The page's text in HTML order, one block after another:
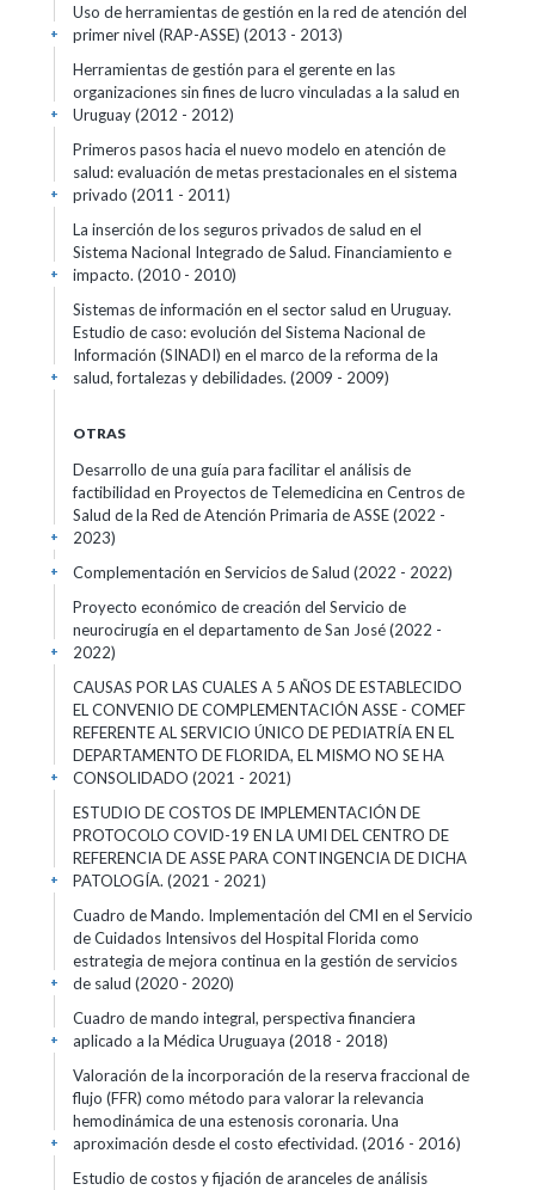
Uso de herramientas de gestión en la red de atención del
primer nivel (RAP-ASSE) (2013 - 2013)
+
Herramientas de gestión para el gerente en las
organizaciones sin fines de lucro vinculadas a la salud en
Uruguay(2012 - 2012)
+
Primeros pasos hacia el nuevo modelo en atención de
salud: evaluación de metas prestacionales en el sistema
privado (2011 - 2011)
+
La inserción de los seguros privados de salud en el
Sistema Nacional Integrado de Salud. Financiamiento e
impacto. (2010 - 2010)
+
Sistemas de información en el sector salud en Uruguay.
Estudio de caso: evolución del Sistema Nacional de
Información (SINADI) en el marco de la reforma de la
salud, fortalezas y debilidades. (2009 - 2009)
+
OTRAS
Desarrollo de una guía para facilitar el análisis de
factibilidad en Proyectos de Telemedicina en Centros de
Salud de la Red de Atención Primaria de ASSE(2022 -
2023)
+
Complementación en Servicios de Salud (2022 - 2022)
+
Proyecto económico de creación del Servicio de
neurocirugía en el departamento de San José(2022 -
2022)
+
CAUSAS POR LAS CUALES A 5 AÑOS DE ESTABLECIDO
EL CONVENIO DE COMPLEMENTACIÓN ASSE - COMEF
REFERENTE AL SERVICIO ÚNICO DE PEDIATRÍA EN EL
DEPARTAMENTO DE FLORIDA, EL MISMO NO SE HA
CONSOLIDADO (2021 - 2021)
+
ESTUDIO DE COSTOS DE IMPLEMENTACIÓN DE
PROTOCOLO COVID-19 EN LA UMI DEL CENTRO DE
REFERENCIA DE ASSE PARA CONTINGENCIA DE DICHA
PATOLOGÍA. (2021 - 2021)
+
Cuadro de Mando. Implementación del CMI en el Servicio
de Cuidados Intensivos del Hospital Florida como
estrategia de mejora continua en la gestión de servicios
de salud (2020 - 2020)
+
Cuadro de mando integral, perspectiva financiera
aplicado a la Médica Uruguaya (2018 - 2018)
+
Valoración de la incorporación de la reserva fraccional de
flujo (FFR) como método para valorar la relevancia
hemodinámica de una estenosis coronaria. Una
aproximación desde el costo efectividad. (2016 - 2016)
+
Estudio de costos y fijación de aranceles de análisis